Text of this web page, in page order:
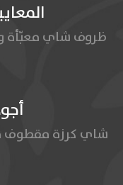
ظروف شاي معبّأة
شاي كرزة مقطوف